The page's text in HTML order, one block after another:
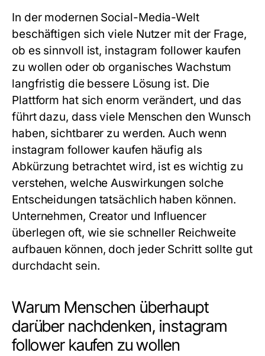
In der modernen Social-Media-Welt
beschäftigen sich viele Nutzer mit der Frage,
ob es sinnvoll ist, instagram follower kaufen
zu wollen oder ob organisches Wachstum
langfristig die bessere Lösung ist. Die
Plattform hat sich enorm verändert, und das
führt dazu, dass viele Menschen den Wunsch
haben, sichtbarer zu werden. Auch wenn
instagram follower kaufen häufig als
Abkürzung betrachtet wird, ist es wichtig zu
verstehen, welche Auswirkungen solche
Entscheidungen tatsächlich haben können.
Unternehmen, Creator und Influencer
überlegen oft, wie sie schneller Reichweite
aufbauen können, doch jeder Schritt sollte gut
durchdacht sein.
Warum Menschen überhaupt
darüber nachdenken, instagram
follower kaufen zu wollen